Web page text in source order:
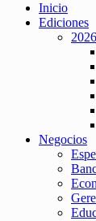
Inicio
Ediciones
2026
Negocios